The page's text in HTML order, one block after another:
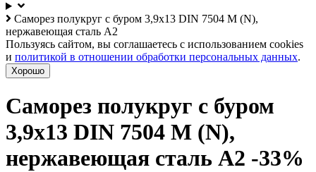
Саморез полукруг с буром 3,9х13 DIN 7504 M (N),
нержавеющая сталь А2
Пользуясь сайтом, вы соглашаетесь с использованием cookies
и политикой в отношении обработки персональных данных.
Хорошо
Саморез полукруг с буром
3,9х13 DIN 7504 M (N),
нержавеющая сталь А2